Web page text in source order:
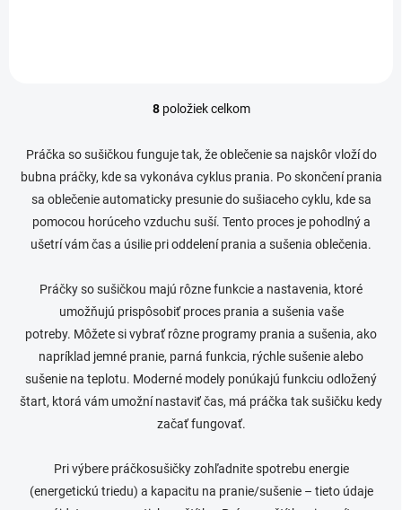
O
á
d
a
c
i
e
r
k
y
v
ý
p
i
s
8položiek celkom
Práčka so sušičkou funguje tak, že oblečenie sa najskôr vloží do
bubna práčky, kde sa vykonáva cyklus prania. Po skončení prania
sa oblečenie automaticky presunie do sušiaceho cyklu, kde sa
pomocou horúceho vzduchu suší. Tento proces je pohodlný a
ušetrí vám čas a úsilie pri oddelení prania a sušenia oblečenia.
Práčky so sušičkou majú rôzne funkcie a nastavenia, ktoré
umožňujú prispôsobiť proces prania a sušenia vaše
potreby. Môžete si vybrať rôzne programy prania a sušenia, ako
napríklad jemné pranie, parná funkcia, rýchle sušenie alebo
sušenie na teplotu. Moderné modely ponúkajú funkciu odložený
štart, ktorá vám umožní nastaviť čas, má práčka tak sušičku kedy
začať fungovať.
Pri výbere práčkosušičky zohľadnite spotrebu energie
(energetickú triedu) a kapacitu na pranie/sušenie – tieto údaje